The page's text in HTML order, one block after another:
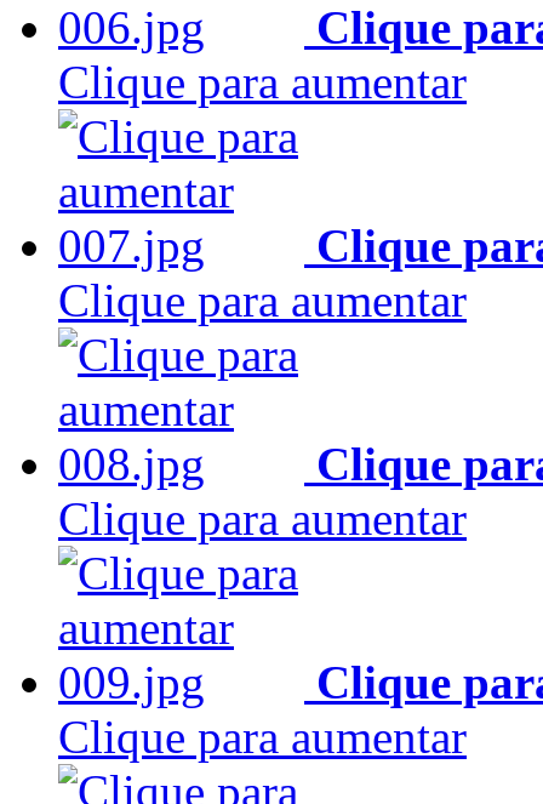
Clique
Clique para aumentar
Clique
Clique para aumentar
Clique
Clique para aumentar
Clique
Clique para aumentar